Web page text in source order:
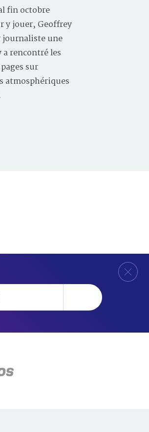
fin octobre
y jouer, Geoffrey
journaliste une
rencontré les
sur
atmosphériques